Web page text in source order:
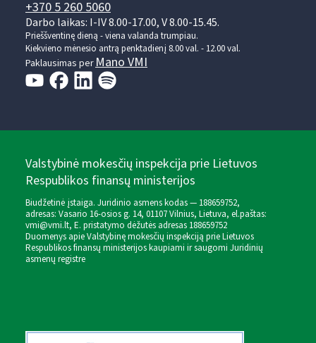
+370 5 260 5060
Darbo laikas: I-IV 8.00-17.00, V 8.00-15.45.
Prieššventinę dieną - viena valanda trumpiau.
Kiekvieno mėnesio antrą penktadienį 8.00 val. - 12.00 val.
Paklausimas perMano VMI
Valstybinė mokesčių inspekcija prie Lietuvos
Respublikos finansų ministerijos
Biudžetinė įstaiga. Juridinio asmens kodas — 188659752,
adresas: Vasario 16-osios g. 14, 01107 Vilnius, Lietuva, el.paštas:
vmi@vmi.lt, E. pristatymo dėžutės adresas 188659752
Duomenys apie Valstybinę mokesčių inspekciją prie Lietuvos
Respublikos finansų ministerijos kaupiami ir saugomi Juridinių
asmenų registre